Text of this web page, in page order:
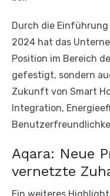
Durch die Einführung
2024 hat das
Position im Bereich
gefestigt, sondern
Zukunft von Smart
Integration,
Aqara: Neue
vernetzte